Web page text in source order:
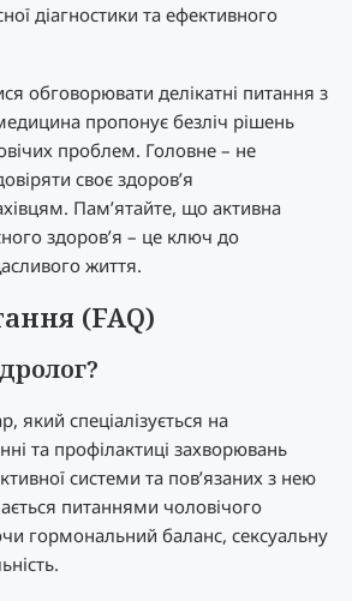
діагностики та ефективного
обговорювати делікатні питання з
пропонує безліч рішень
проблем. Головне – не
своє здоров’я
Пам’ятайте, що активна
здоров’я – це ключ до
життя.
(FAQ)
який спеціалізується на
та профілактиці захворювань
системи та пов’язаних з нею
питаннями чоловічого
гормональний баланс, сексуальну